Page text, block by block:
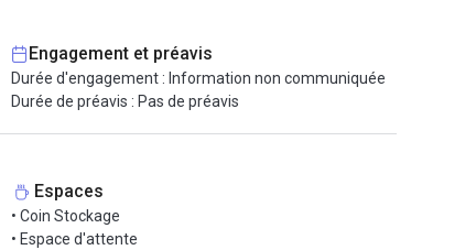
Engagement et préavis
Durée d'engagement : Information non communiquée
Durée de préavis : Pas de préavis
Espaces
• Coin Stockage
• Espace d'attente